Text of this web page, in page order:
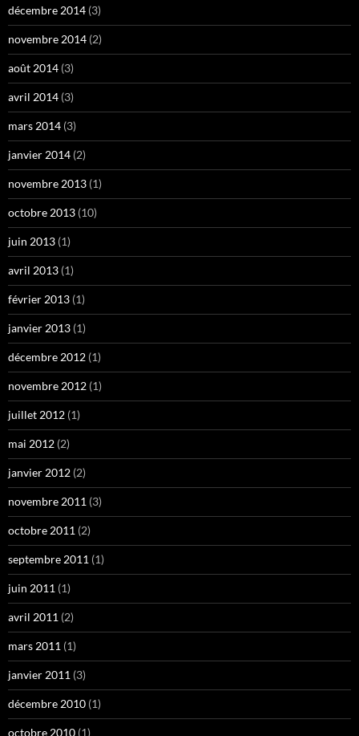
décembre 2014 (3)
novembre 2014 (2)
août 2014 (3)
avril 2014 (3)
mars 2014 (3)
janvier 2014 (2)
novembre 2013 (1)
octobre 2013 (10)
juin 2013 (1)
avril 2013 (1)
février 2013 (1)
janvier 2013 (1)
décembre 2012 (1)
novembre 2012 (1)
juillet 2012 (1)
mai 2012 (2)
janvier 2012 (2)
novembre 2011 (3)
octobre 2011 (2)
septembre 2011 (1)
juin 2011 (1)
avril 2011 (2)
mars 2011 (1)
janvier 2011 (3)
décembre 2010 (1)
octobre 2010 (1)